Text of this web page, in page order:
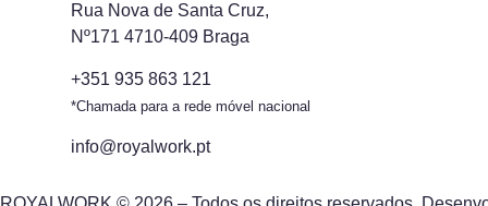
Rua Nova de Santa Cruz,
Nº171 4710-409 Braga
+351 935 863 121
*Chamada para a rede móvel nacional
info@royalwork.pt